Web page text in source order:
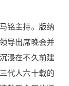
铭主持。版纳
导出席晚会并
浸在不久前建
代人六十载的